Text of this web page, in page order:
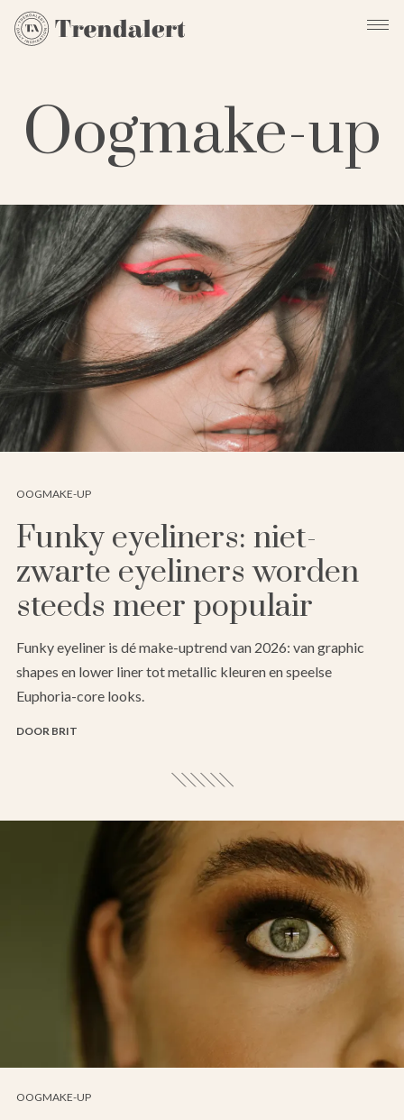
Oogmake-up
OOGMAKE-UP
Funky eyeliners: niet-
zwarte eyeliners worden
steeds meer populair
Funky eyeliner is dé make-uptrend van 2026: van graphic
shapes en lower liner tot metallic kleuren en speelse
Euphoria-core looks.
DOOR BRIT
OOGMAKE-UP